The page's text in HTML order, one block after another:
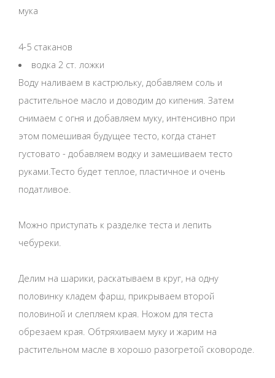
мука
4-5 стаканов
водка 2 ст. ложки
Воду наливаем в кастрюльку, добавляем соль и
растительное масло и доводим до кипения. Затем
снимаем с огня и добавляем муку, интенсивно при
этом помешивая будущее тесто, когда станет
густовато - добавляем водку и замешиваем тесто
руками.Тесто будет теплое, пластичное и очень
податливое.
Можно приступать к разделке теста и лепить
чебуреки.
Делим на шарики, раскатываем в круг, на одну
половинку кладем фарш, прикрываем второй
половиной и слепляем края. Ножом для теста
обрезаем края. Обтряхиваем муку и жарим на
растительном масле в хорошо разогретой сковороде.